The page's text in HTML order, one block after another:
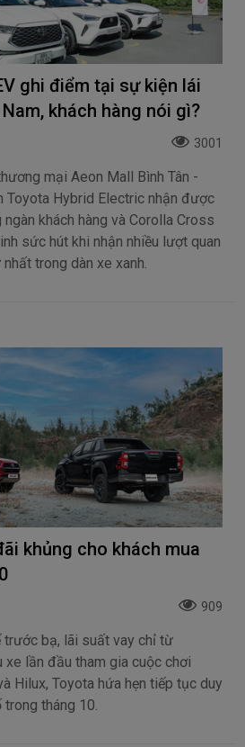
ghi điểm tại sự kiện lái
khách hàng nói gì?
3001
mại Aeon Mall Bình Tân -
Toyota Hybrid Electric nhận được
khách hàng và Corolla Cross
sức hút khi nhận nhiều lượt quan
trong dàn xe xanh.
khủng cho khách mua
909
trước bạ, lãi suất vay chỉ từ
xe lần đầu tham gia cuộc chơi
Hilux, Toyota hứa hẹn tiếp tục duy
tháng 10.